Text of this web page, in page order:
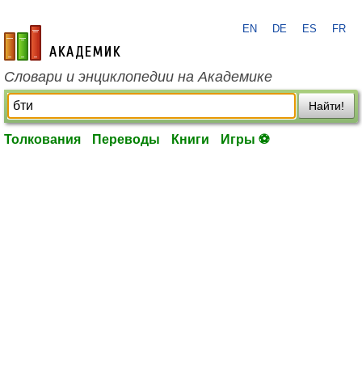
academic.ru
EN DE ES FR
Словари и энциклопедии на Академике
Найти!
Толкования Переводы Книги Игры ⚽